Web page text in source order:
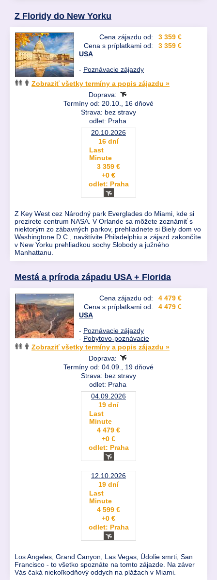
Z Floridy do New Yorku
Cena zájazdu od:
3 359 €
Cena s príplatkami od:
3 359 €
USA
- Poznávacie zájazdy
Zobraziť všetky termíny a popis zájazdu »
Doprava:
Termíny od: 20.10., 16 dňové
Strava: bez stravy
odlet: Praha
20.10.2026
16 dní
Last
Minute
3 359 €
+0 €
odlet: Praha
Z Key West cez Národný park Everglades do Miami, kde si
prezirete centrum NASA. V Orlande sa môžete zoznámiť s
niektorým zo zábavných parkov, prehliadnete si Biely dom vo
Washingtone D.C., navštívite Philadelphiu a zájazd zakončíte
v New Yorku prehliadkou sochy Slobody a južného
Manhattanu.
Mestá a príroda západu USA + Florida
Cena zájazdu od:
4 479 €
Cena s príplatkami od:
4 479 €
USA
- Poznávacie zájazdy
- Pobytovo-poznávacie
Zobraziť všetky termíny a popis zájazdu »
Doprava:
Termíny od: 04.09., 19 dňové
Strava: bez stravy
odlet: Praha
04.09.2026
19 dní
Last
Minute
4 479 €
+0 €
odlet: Praha
12.10.2026
19 dní
Last
Minute
4 599 €
+0 €
odlet: Praha
Los Angeles, Grand Canyon, Las Vegas, Údolie smrti, San
Francisco - to všetko spoznáte na tomto zájazde. Na záver
Vás čaká niekoľkodňový oddych na plážach v Miami.